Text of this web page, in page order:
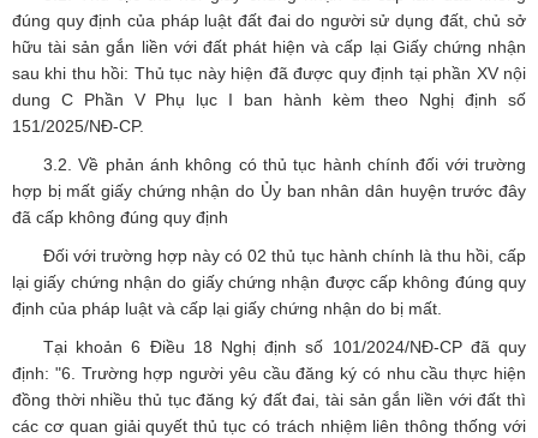
đúng quy định của pháp luật đất đai do người sử dụng đất, chủ sở
hữu tài sản gắn liền với đất phát hiện và cấp lại Giấy chứng nhận
sau khi thu hồi: Thủ tục này hiện đã được quy định tại phần XV nội
dung C Phần V Phụ lục I ban hành kèm theo Nghị định số
151/2025/NĐ-CP.
3.2. Về phản ánh không có thủ tục hành chính đối với trường
hợp bị mất giấy chứng nhận do Ủy ban nhân dân huyện trước đây
đã cấp không đúng quy định
Đối với trường hợp này có 02 thủ tục hành chính là thu hồi, cấp
lại giấy chứng nhận do giấy chứng nhận được cấp không đúng quy
định của pháp luật và cấp lại giấy chứng nhận do bị mất.
Tại khoản 6 Điều 18 Nghị định số 101/2024/NĐ-CP đã quy
định: "6. Trường hợp người yêu cầu đăng ký có nhu cầu thực hiện
đồng thời nhiều thủ tục đăng ký đất đai, tài sản gắn liền với đất thì
các cơ quan giải quyết thủ tục có trách nhiệm liên thông thống với